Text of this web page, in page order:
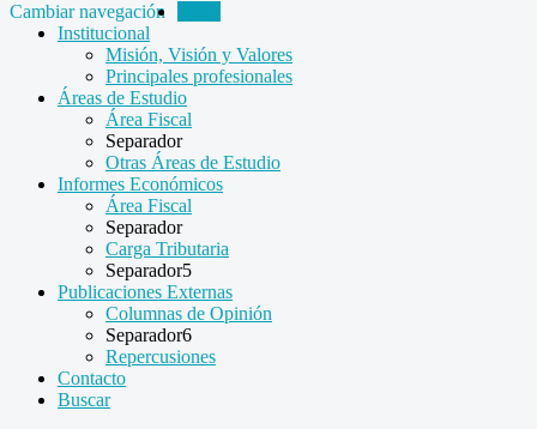
Cambiar navegación
Institucional
Misión, Visión y Valores
Principales profesionales
Áreas de Estudio
Área Fiscal
Separador
Otras Áreas de Estudio
Informes Económicos
Área Fiscal
Separador
Carga Tributaria
Separador5
Publicaciones Externas
Columnas de Opinión
Separador6
Repercusiones
Contacto
Buscar